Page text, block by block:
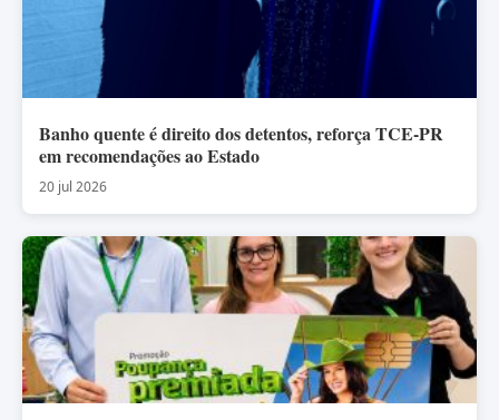
Banho quente é direito dos detentos, reforça TCE-PR
em recomendações ao Estado
20 jul 2026